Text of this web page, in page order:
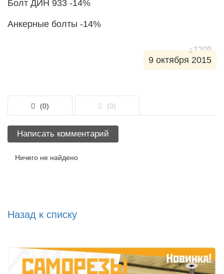
Болт ДИН 933 -14%
Анкерные болты -14%
1209
9 октября 2015
(0) (0)
Написать комментарий
Ничего не найдено
Назад к списку